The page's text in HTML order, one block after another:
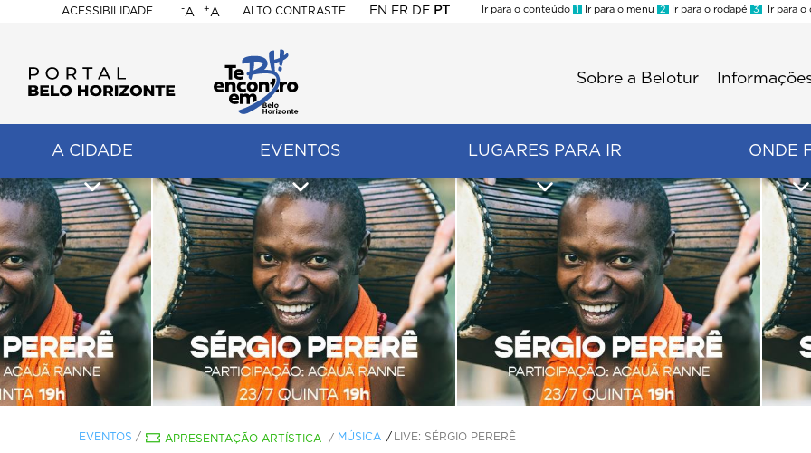
ACESSIBILIDADE
BELO
HORIZONTE
-A +A ALTO CONTRASTE EN FR DE PT
Ir para o conteúdo 1 Ir para o menu 2 Ir para o rodapé 3 Ir para o
Sobre a Belotur
A CIDADE EVENTOS LUGARES PARA IR ONDE
EVENTOS / APRESENTAÇÃO ARTÍSTICA / MÚSICA LIVE: SÉRGIO PERERÊ